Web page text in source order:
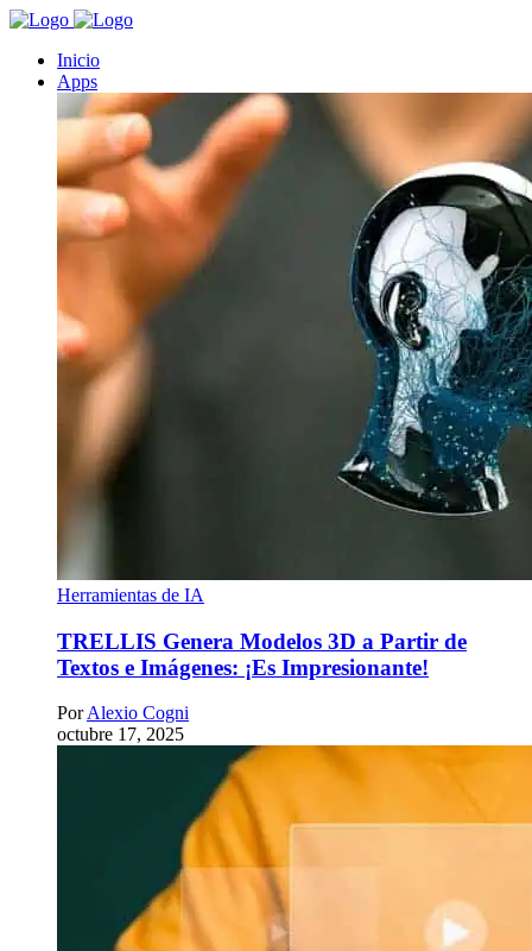
Inicio
Apps
Herramientas de IA
TRELLIS Genera Modelos 3D a Partir de
Textos e Imágenes: ¡Es Impresionante!
PorAlexio Cogni
octubre 17, 2025